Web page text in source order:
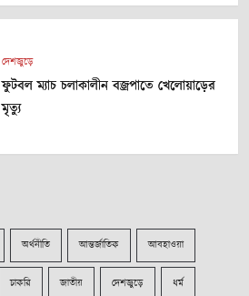
দেশজুড়ে
ফুটবল ম্যাচ চলাকালীন বজ্রপাতে খেলোয়াড়ের
মৃত্যু
অর্থনীতি আন্তর্জাতিক আবহাওয়া
চাকরি জাতীয় দেশজুড়ে ধর্ম